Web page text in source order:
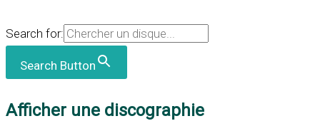
Search for:
Search Button
Afficher une discographie